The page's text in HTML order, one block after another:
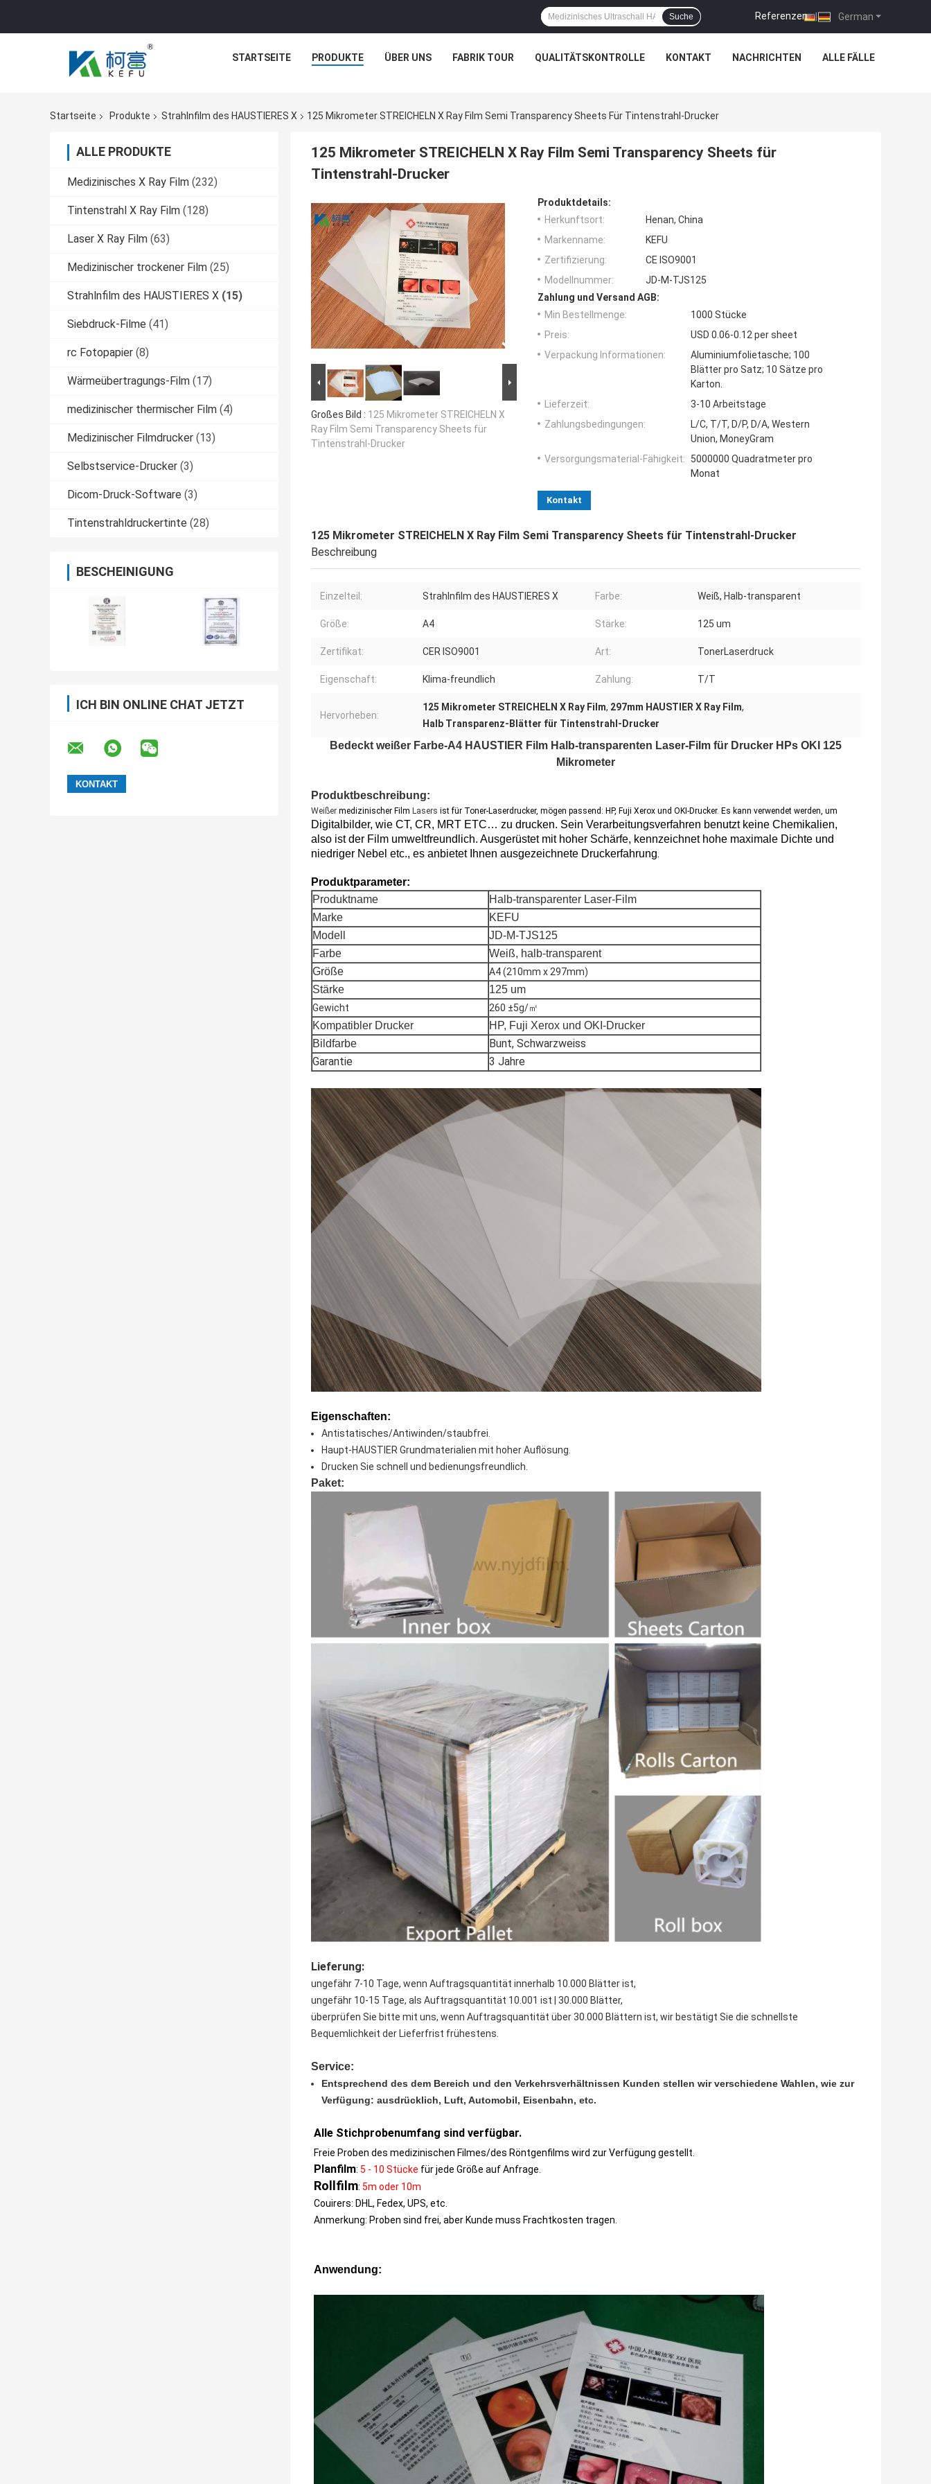
German
Referenzen |
Suche
STARTSEITE PRODUKTE ÜBER UNS FABRIK TOUR QUALITÄTSKONTROLLE KONTAKT NACHRICHTEN ALLE FÄLLE
Startseite Produkte Strahlnfilm des HAUSTIERES X 125 Mikrometer STREICHELN X Ray Film Semi Transparency Sheets Für Tintenstrahl-Drucker
ALLE PRODUKTE
Medizinisches X Ray Film (232)
Tintenstrahl X Ray Film (128)
Laser X Ray Film (63)
Medizinischer trockener Film (25)
Strahlnfilm des HAUSTIERES X (15)
Siebdruck-Filme (41)
rc Fotopapier (8)
Wärmeübertragungs-Film (17)
medizinischer thermischer Film (4)
Medizinischer Filmdrucker (13)
Selbstservice-Drucker (3)
Dicom-Druck-Software (3)
Tintenstrahldruckertinte (28)
BESCHEINIGUNG
ICH BIN ONLINE CHAT JETZT
125 Mikrometer STREICHELN X Ray Film Semi Transparency Sheets für
Tintenstrahl-Drucker
Großes Bild : 125 Mikrometer STREICHELN X
Ray Film Semi Transparency Sheets für
Tintenstrahl-Drucker
Produktdetails:
Herkunftsort:
Henan, China
Markenname:
KEFU
Zertifizierung:
CE ISO9001
Modellnummer:
JD-M-TJS125
Zahlung und Versand AGB:
Min Bestellmenge:
1000 Stücke
Preis:
USD 0.06-0.12 per sheet
Verpackung Informationen:
Aluminiumfolietasche; 100
Blätter pro Satz; 10 Sätze pro
Karton.
Lieferzeit:
3-10 Arbeitstage
Zahlungsbedingungen:
L/C, T/T, D/P, D/A, Western
Union, MoneyGram
Versorgungsmaterial-Fähigkeit:
5000000 Quadratmeter pro
Monat
Kontakt
125 Mikrometer STREICHELN X Ray Film Semi Transparency Sheets für Tintenstrahl-Drucker
Beschreibung
Einzelteil: Strahlnfilm des HAUSTIERES X Farbe: Weiß, Halb-transparent
Größe: A4 Stärke: 125 um
Zertifikat: CER ISO9001 Art: TonerLaserdruck
Eigenschaft: Klima-freundlich Zahlung: T/T
Hervorheben:
125 Mikrometer STREICHELN X Ray Film, 297mm HAUSTIER X Ray Film,
Halb Transparenz-Blätter für Tintenstrahl-Drucker
Bedeckt weißer Farbe-A4 HAUSTIER Film Halb-transparenten Laser-Film für Drucker HPs OKI 125
Mikrometer
Produktbeschreibung:
Weißer medizinischer Film Lasers ist für Toner-Laserdrucker, mögen passend: HP, Fuji Xerox und OKI-Drucker. Es kann verwendet werden, um
Digitalbilder, wie CT, CR, MRT ETC… zu drucken. Sein Verarbeitungsverfahren benutzt keine Chemikalien,
also ist der Film umweltfreundlich. Ausgerüstet mit hoher Schärfe, kennzeichnet hohe maximale Dichte und
niedriger Nebel etc., es anbietet Ihnen ausgezeichnete Druckerfahrung.
Produktparameter:
Produktname
Halb-transparenter Laser-Film
Marke
KEFU
Modell
JD-M-TJS125
Farbe
Weiß, halb-transparent
Größe
A4 (210mm x 297mm)
Stärke 125 um
Gewicht 260 ±5g/㎡
Kompatibler Drucker
HP, Fuji Xerox und OKI-Drucker
Bildfarbe
Bunt, Schwarzweiss
Garantie
3 Jahre
Eigenschaften:
Antistatisches/Antiwinden/staubfrei.
Haupt-HAUSTIER Grundmaterialien mit hoher Auflösung.
Drucken Sie schnell und bedienungsfreundlich.
Paket:
Lieferung:
ungefähr 7-10 Tage, wenn Auftragsquantität innerhalb 10.000 Blätter ist,
ungefähr 10-15 Tage, als Auftragsquantität 10.001 ist | 30.000 Blätter,
überprüfen Sie bitte mit uns, wenn Auftragsquantität über 30.000 Blättern ist, wir bestätigt Sie die schnellste
Bequemlichkeit der Lieferfrist frühestens.
Service:
Entsprechend des dem Bereich und den Verkehrsverhältnissen Kunden stellen wir verschiedene Wahlen, wie zur
Verfügung: ausdrücklich, Luft, Automobil, Eisenbahn, etc.
Alle Stichprobenumfang sind verfügbar.
Freie Proben des medizinischen Filmes/des Röntgenfilms wird zur Verfügung gestellt.
Planfilm: 5 - 10 Stücke für jede Größe auf Anfrage.
Rollfilm: 5m oder 10m
Couirers: DHL, Fedex, UPS, etc.
Anmerkung: Proben sind frei, aber Kunde muss Frachtkosten tragen.
Anwendung: